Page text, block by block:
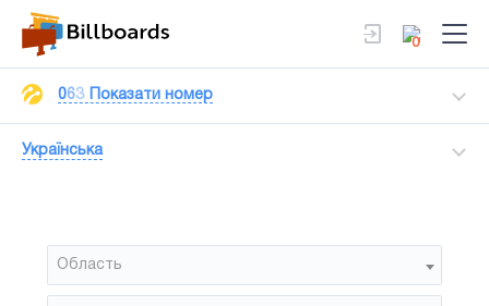
0
063 Показати номер
Українська
Область